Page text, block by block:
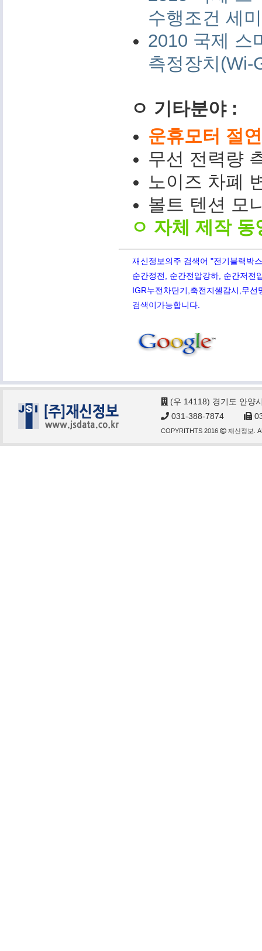
수행조건 세
2010 국제 스
측정장치(Wi-
ㅇ 기타분야 :
운휴모터 절
무선 전력량
노이즈 차폐
볼트 텐션 모
ㅇ 자체 제작
재신정보의주 검색어 "전기블랙박
순간정전, 순간전압강하, 순간저전
IGR누전차단기,축전지셀감시,무
검색이가능합니다.
(우 14118) 경기도 안양
031-388-7874
COPYRITHTS 2016 재신정보.